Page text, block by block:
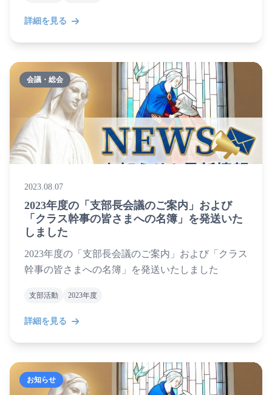
詳細を見る
会議・総会
2023.08.07
2023年度の「支部長会議のご案内」および
「クラス幹事の皆さまへの名簿」を発送いた
しました
2023年度の「支部長会議のご案内」および「クラス
幹事の皆さまへの名簿」を発送いたしました
支部活動 2023年度
詳細を見る
お知らせ